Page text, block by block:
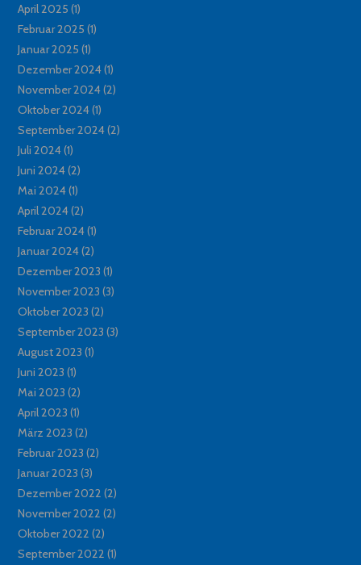
April 2025 (1)
Februar 2025 (1)
Januar 2025 (1)
Dezember 2024(1)
November 2024(2)
Oktober 2024(1)
September 2024(2)
Juli 2024(1)
Juni 2024(2)
Mai 2024(1)
April 2024(2)
Februar 2024(1)
Januar 2024(2)
Dezember 2023 (1)
November 2023 (3)
Oktober 2023 (2)
September 2023 (3)
August 2023 (1)
Juni 2023 (1)
Mai 2023 (2)
April 2023 (1)
März 2023 (2)
Februar 2023 (2)
Januar 2023 (3)
Dezember 2022 (2)
November 2022 (2)
Oktober 2022 (2)
September 2022 (1)